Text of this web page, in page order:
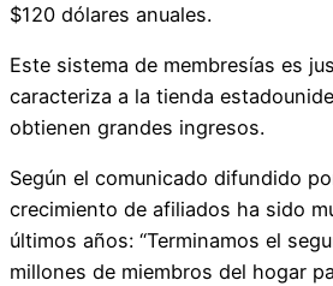
$120 dólares anuales.
Este sistema de membresías es
caracteriza a la tienda
obtienen grandes ingresos.
Según el comunicado difundido
crecimiento de afiliados ha sido
últimos años: “Terminamos el
millones de miembros del hogar